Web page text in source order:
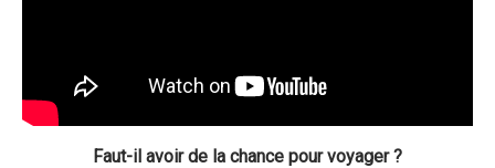
Faut-il avoir de la chance pour voyager ?